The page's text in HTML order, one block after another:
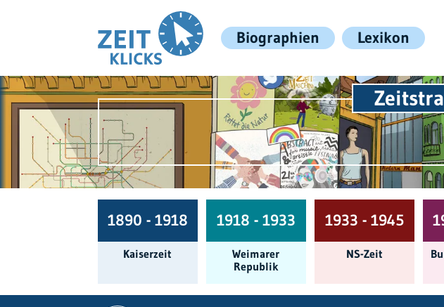
Biographien Lexikon
1890 - 1918
Kaiserzeit
1918 - 1933
Weimarer
Republik
1933 - 1945
NS-Zeit